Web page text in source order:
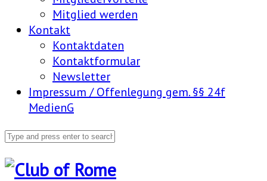
Mitglied werden
Kontakt
Kontaktdaten
Kontaktformular
Newsletter
Impressum / Offenlegung gem. §§ 24f
MedienG